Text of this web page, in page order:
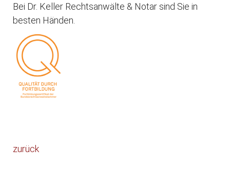
Bei Dr. Keller Rechtsanwälte & Notar sind Sie in
besten Händen.
zurück